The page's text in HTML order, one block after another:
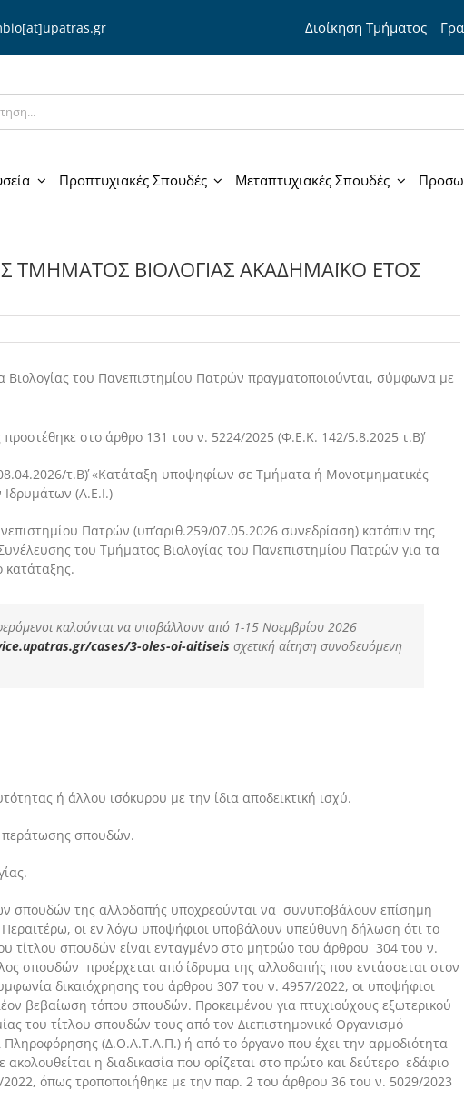
Διοίκηση Τμήματος
Προπτυχιακές Σπουδές Μεταπτυχιακές Σπουδές
ΤΜΗΜΑΤΟΣ ΒΙΟΛΟΓΙΑΣ ΑΚΑΔΗΜΑΪΚΟ ΕΤΟΣ
Βιολογίας του Πανεπιστημίου Πατρών πραγματοποιούνται, σύμφωνα με
στο άρθρο 131 του ν. 5224/2025 (Φ.Ε.Κ. 142/5.8.2025 τ.Β΄)
τ.Β΄) «Κατάταξη υποψηφίων σε Τμήματα ή Μονοτμηματικές
(Α.Ε.Ι.)
Πατρών (υπ’αριθ.259/07.05.2026 συνεδρίαση) κατόπιν της
του Τμήματος Βιολογίας του Πανεπιστημίου Πατρών για τα
κατάταξης.
καλούνται να υποβάλλουν από 1-15 Νοεμβρίου 2026
cases/3-oles-oi-aitiseis σχετική αίτηση συνοδευόμενη
ή άλλου ισόκυρου με την ίδια αποδεικτική ισχύ.
περάτωσης σπουδών.
σπουδών της αλλοδαπής υποχρεούνται να συνυποβάλουν επίσημη
οι εν λόγω υποψήφιοι υποβάλουν υπεύθυνη δήλωση ότι το
τίτλου σπουδών είναι ενταγμένο στο μητρώο του άρθρου 304 του ν.
σπουδών προέρχεται από ίδρυμα της αλλοδαπής που εντάσσεται στον
δικαιόχρησης του άρθρου 307 του ν. 4957/2022, οι υποψήφιοι
βεβαίωση τόπου σπουδών. Προκειμένου για πτυχιούχους εξωτερικού
του τίτλου σπουδών τους από τον Διεπιστημονικό Οργανισμό
(Δ.Ο.Α.Τ.Α.Π.) ή από το όργανο που έχει την αρμοδιότητα
η διαδικασία που ορίζεται στο πρώτο και δεύτερο εδάφιο
όπως τροποποιήθηκε με την παρ. 2 του άρθρου 36 του ν. 5029/2023